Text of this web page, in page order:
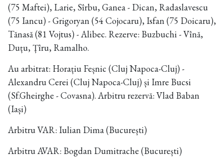
(75 Maftei), Larie, Sîrbu, Ganea - Dican, Radaslavescu
(75 Iancu) - Grigoryan (54 Cojocaru), Isfan (75 Doicaru),
Tănasă (81 Vojtus) - Alibec. Rezerve: Buzbuchi - Vînă,
Duțu, Țîru, Ramalho.
Au arbitrat: Horațiu Feșnic (Cluj Napoca-Cluj) -
Alexandru Cerei (Cluj Napoca-Cluj) și Imre Bucsi
(Sf.Gheirghe - Covasna). Arbitru rezervă: Vlad Baban
(Iași)
Arbitru VAR: Iulian Dima (București)
Arbitru AVAR: Bogdan Dumitrache (București)